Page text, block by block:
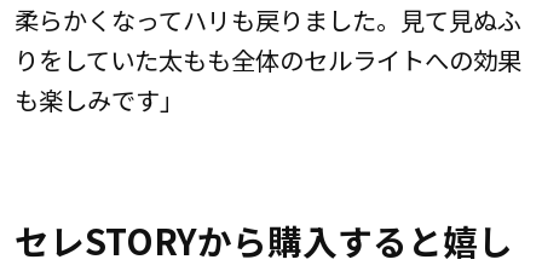
柔らかくなってハリも戻りました。見て見ぬふ
りをしていた太もも全体のセルライトへの効果
も楽しみです」
セレSTORYから購入すると嬉し